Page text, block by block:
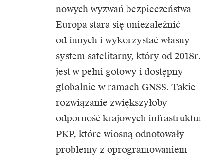
nowych wyzwań bezpieczeństwa
Europa stara się uniezależnić
od innych i wykorzystać własny
system satelitarny, który od 2018r.
jest w pełni gotowy i dostępny
globalnie w ramach GNSS. Takie
rozwiązanie zwiększyłoby
odporność krajowych infrastruktur
PKP, które wiosną odnotowały
problemy z oprogramowaniem